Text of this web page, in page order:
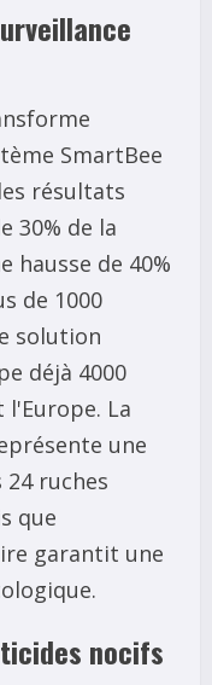
SmartBee
résultats
30% de la
hausse de 40%
de 1000
solution
déjà 4000
l'Europe. La
une
ruches
que
garantit une
nocifs